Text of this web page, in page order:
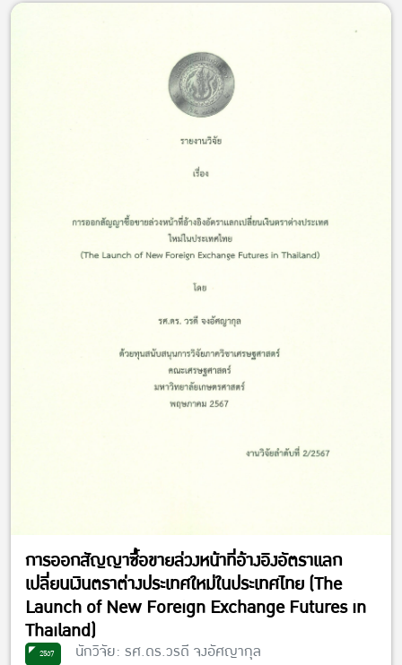
การออกสัญญาซื้อขายล่วงหน้าที่อ้างอิงอัตราแลก
เปลี่ยนเงินตราต่างประเทศใหม่ในประเทศไทย (The
Launch of New Foreign Exchange Futures in
Thailand)
2567
นักวิจัย: รศ.ดร.วรดี จงอัศญากุล